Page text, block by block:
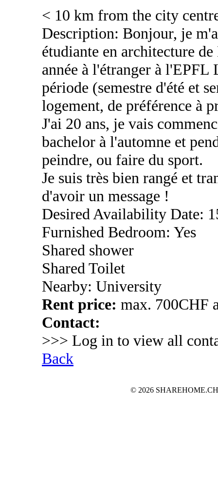
< 10 km from the city
Description: Bonjour, je
étudiante en architecture
année à l'étranger à l'EPFL
période (semestre d'été et
logement, de préférence à
J'ai 20 ans, je vais
bachelor à l'automne et
peindre, ou faire du sport.
Je suis très bien rangé et
d'avoir un message !
Desired Availability Date:
Furnished Bedroom: Yes
Shared shower
Shared Toilet
Nearby: University
Rent price: max. 700CHF
Contact:
>>> Log in to view all
Back
© 2026